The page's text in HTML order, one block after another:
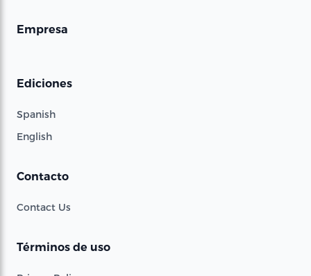
Empresa
Ediciones
Spanish
English
Contacto
Contact Us
Términos de uso